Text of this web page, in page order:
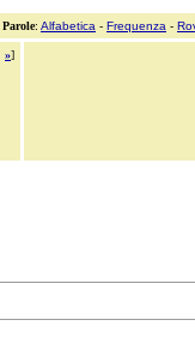
Parole: Alfabetica - Frequenza -
»]